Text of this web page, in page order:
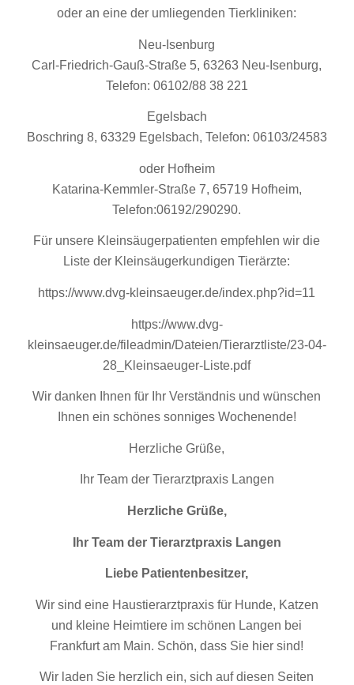
oder an eine der umliegenden Tierkliniken:
Neu-Isenburg
Carl-Friedrich-Gauß-Straße 5, 63263 Neu-Isenburg,
Telefon: 06102/88 38 221
Egelsbach
Boschring 8, 63329 Egelsbach, Telefon: 06103/24583
oder Hofheim
Katarina-Kemmler-Straße 7, 65719 Hofheim,
Telefon:06192/290290.
Für unsere Kleinsäugerpatienten empfehlen wir die
Liste der Kleinsäugerkundigen Tierärzte:
https://www.dvg-kleinsaeuger.de/index.php?id=11
https://www.dvg-
kleinsaeuger.de/fileadmin/Dateien/Tierarztliste/23-04-
28_Kleinsaeuger-Liste.pdf
Wir danken Ihnen für Ihr Verständnis und wünschen
Ihnen ein schönes sonniges Wochenende!
Herzliche Grüße,
Ihr Team der Tierarztpraxis Langen
Herzliche Grüße,
Ihr Team der Tierarztpraxis Langen
Liebe Patientenbesitzer,
Wir sind eine Haustierarztpraxis für Hunde, Katzen
und kleine Heimtiere im schönen Langen bei
Frankfurt am Main. Schön, dass Sie hier sind!
Wir laden Sie herzlich ein, sich auf diesen Seiten